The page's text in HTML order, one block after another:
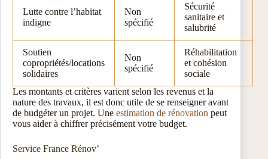
Lutte contre l’habitat
indigne
Non
spécifié
Sécurité
sanitaire et
salubrité
Soutien
copropriétés/locations
solidaires
Non
spécifié
Réhabilitation
et cohésion
sociale
Les montants et critères varient selon les revenus et la
nature des travaux, il est donc utile de se renseigner avant
de budgéter un projet. Une estimation de rénovation peut
vous aider à chiffrer précisément votre budget.
Service France Rénov’